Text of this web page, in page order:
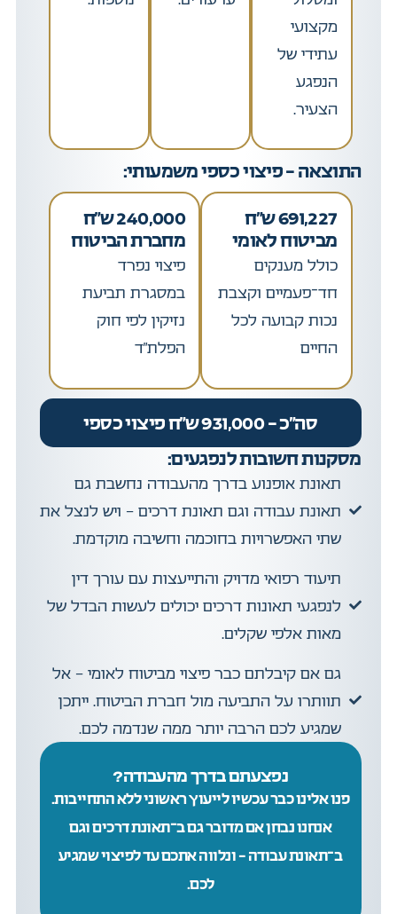
מקצועי
עתידי של
הנפגע
הצעיר.
התוצאה – פיצוי כספי משמעותי:
691,227 ש"ח
מביטוח לאומי
כולל מענקים
חד־פעמיים וקצבת
נכות קבועה לכל
החיים
240,000 ש"ח
מחברת הביטוח
פיצוי נפרד
במסגרת תביעת
נזיקין לפי חוק
הפלת”ד
סה"כ – 931,000 ש"ח פיצוי כספי
מסקנות חשובות לנפגעים:
תאונת אופנוע בדרך מהעבודה נחשבת גם
תאונת עבודה וגם תאונת דרכים – ויש לנצל את
שתי האפשרויות בחוכמה וחשיבה מוקדמת.
תיעוד רפואי מדויק והתייעצות עם עורך דין
לנפגעי תאונות דרכים יכולים לעשות הבדל של
מאות אלפי שקלים.
גם אם קיבלתם כבר פיצוי מביטוח לאומי – אל
תוותרו על התביעה מול חברת הביטוח. ייתכן
שמגיע לכם הרבה יותר ממה שנדמה לכם.
נפצעתם בדרך מהעבודה?
פנו אלינו כבר עכשיו לייעוץ ראשוני ללא התחייבות.
אנחנו נבחן אם מדובר גם ב־תאונת דרכים וגם
ב־תאונת עבודה – ונלווה אתכם עד לפיצוי שמגיע
לכם.